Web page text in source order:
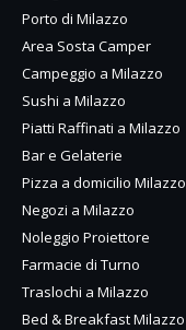
Porto di Milazzo
Area Sosta Camper
Campeggio a Milazzo
Sushi a Milazzo
Piatti Raffinati a Milazzo
Bar e Gelaterie
Pizza a domicilio Milazzo
Negozi a Milazzo
Noleggio Proiettore
Farmacie di Turno
Traslochi a Milazzo
Bed & Breakfast Milazzo